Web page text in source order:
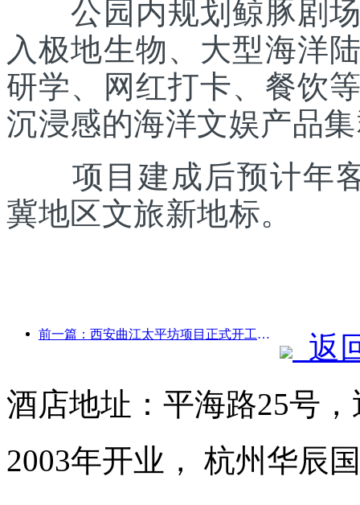
公园内规划鲸豚剧场
入极地生物、大型海洋
研学、网红打卡、餐饮
沉浸感的海洋文娱产品
项目建成后预计年客
冀地区文旅新地标。
前一篇：西安曲江太平坊项目正式开工，总建面13.7万方
返
酒店地址：平海路25号
2003年开业， 杭州华